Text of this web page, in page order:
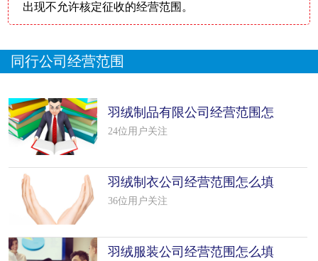
出现不允许核定征收的经营范围。
同行公司经营范围
羽绒制品有限公司经营范围怎
么填写
24位用户关注
羽绒制衣公司经营范围怎么填
写（50个
36位用户关注
羽绒服装公司经营范围怎么填